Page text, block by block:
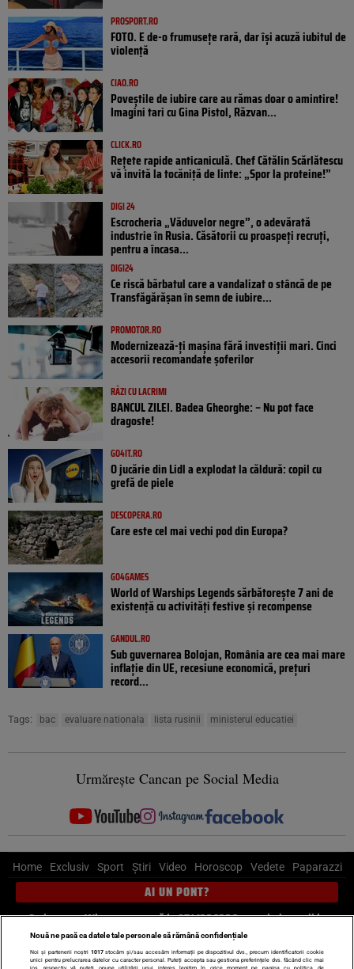
PROSPORT.RO
FOTO. E de-o frumusețe rară, dar își acuză iubitul de
violență
CIAO.RO
Poveştile de iubire care au rămas doar o amintire!
Imagini tari cu Gina Pistol, Răzvan...
CLICK.RO
Rețete rapide anticaniculă. Chef Cătălin Scărlătescu
vă invită la tocăniță de linte: „Spor la proteine!”
DIGI 24
Escrocheria „Văduvelor negre”, o adevărată
industrie în Rusia. Căsătorii cu proaspeți recruți,
pentru a încasa...
DIGI24
Ce riscă bărbatul care a vandalizat o stâncă de pe
Transfăgărășan în semn de iubire...
PROMOTOR.RO
Modernizează-ți mașina fără investiții mari. Cinci
accesorii recomandate șoferilor
RÂZI CU LACRIMI
BANCUL ZILEI. Badea Gheorghe: – Nu pot face
dragoste!
GO4IT.RO
O jucărie din Lidl a explodat la căldură: copil cu
grefă de piele
DESCOPERA.RO
Care este cel mai vechi pod din Europa?
GO4GAMES
World of Warships Legends sărbătorește 7 ani de
existență cu activități festive și recompense
GANDUL.RO
Sub guvernarea Bolojan, România are cea mai mare
inflație din UE, recesiune economică, prețuri
record...
Tags: bac evaluare nationala lista rusinii ministerul educatiei
Urmărește Cancan pe Social Media
Home Exclusiv Sport Știri Video Horoscop Vedete Paparazzi
AI UN PONT?
Scrie-ne pe Whatsapp, sună la 0741226226 sau trimite mail la
pont@cancan.ro
Nouă ne pasă ca datele tale personale să rămână confidențiale
Noi și partenerii noștri 1017stocăm și/sau accesăm informații pe dispozitivul dvs., precum identificatorii cookie
unici pentru prelucrarea datelor cu caracter personal. Puteți accepta sau gestiona preferințele dvs. făcând clic mai
jos, respectiv vă puteți opune utilizării unui interes legitim în orice moment pe pagina cu politica de